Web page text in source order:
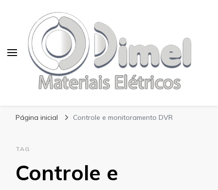
Página inicial Controle e monitoramento DVR
TAG
Controle e